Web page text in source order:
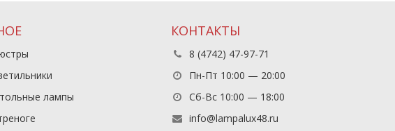
лампы
КОНТАКТЫ
8 (4742) 47-97-71
Пн-Пт 10:00 — 20:00
Сб-Вс 10:00 — 18:00
info@lampalux48.ru